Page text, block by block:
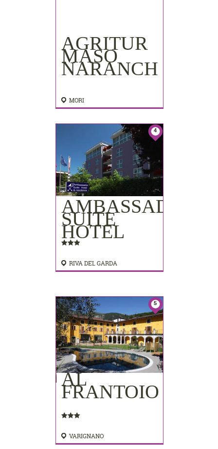
AGRITUR
MASO
NARANCH
MORI
4
AMBASSADOR
SUITE
HOTEL
RIVA DEL GARDA
5
AL
FRANTOIO
VARIGNANO